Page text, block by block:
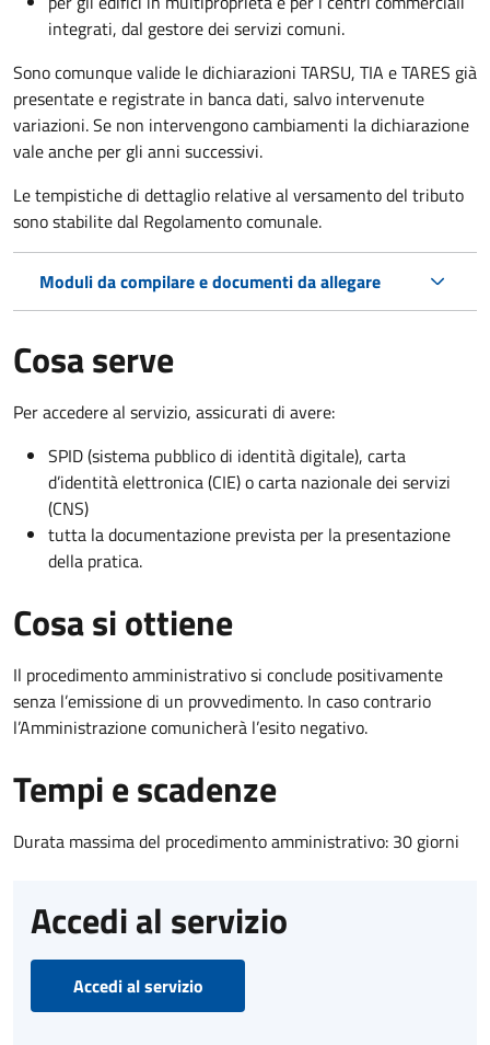
integrati, dal gestore dei servizi comuni.
Sono comunque valide le dichiarazioni TARSU, TIA e TARES già
presentate e registrate in banca dati, salvo intervenute
variazioni. Se non intervengono cambiamenti la dichiarazione
vale anche per gli anni successivi.
Le tempistiche di dettaglio relative al versamento del tributo
sono stabilite dal Regolamento comunale.
Moduli da compilare e documenti da allegare
Cosa serve
Per accedere al servizio, assicurati di avere:
SPID (sistema pubblico di identità digitale), carta
d’identità elettronica (CIE) o carta nazionale dei servizi
(CNS)
tutta la documentazione prevista per la presentazione
della pratica.
Cosa si ottiene
Il procedimento amministrativo si conclude positivamente
senza l’emissione di un provvedimento. In caso contrario
l’Amministrazione comunicherà l’esito negativo.
Tempi e scadenze
Durata massima del procedimento amministrativo: 30 giorni
Accedi al servizio
Accedi al servizio